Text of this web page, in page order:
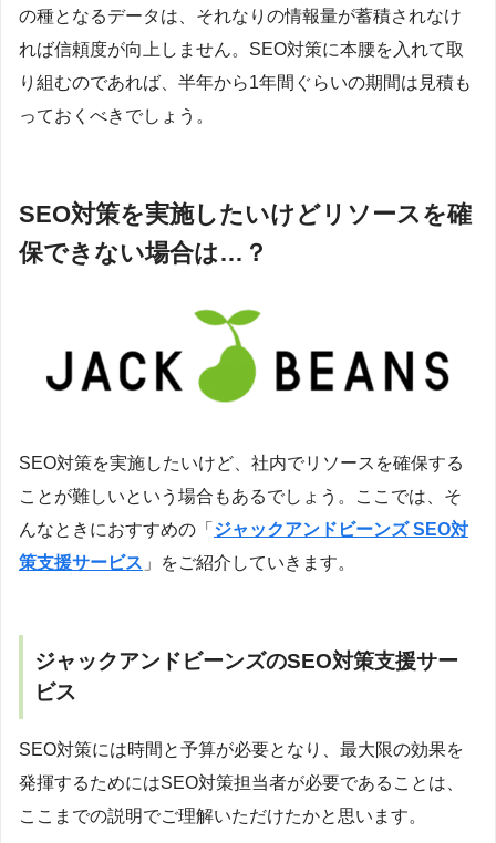
の種となるデータは、それなりの情報量が蓄積されなけ
れば信頼度が向上しません。SEO対策に本腰を入れて取
り組むのであれば、半年から1年間ぐらいの期間は見積も
っておくべきでしょう。
SEO対策を実施したいけどリソースを確
保できない場合は…？
SEO対策を実施したいけど、社内でリソースを確保する
ことが難しいという場合もあるでしょう。ここでは、そ
んなときにおすすめの「 ジャックアンドビーンズ SEO対
策支援サービス 」をご紹介していきます。
ジャックアンドビーンズのSEO対策支援サー
ビス
SEO対策には時間と予算が必要となり、最大限の効果を
発揮するためにはSEO対策担当者が必要であることは、
ここまでの説明でご理解いただけたかと思います。